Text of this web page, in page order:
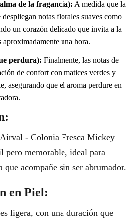
de la fragancia): A medida que la
notas florales suaves como
un corazón delicado que invita a la
aproximadamente una hora.
perdura): Finalmente, las notas de
de confort con matices verdes y
asegurando que el aroma perdure en
- Colonia Fresca Mickey
pero memorable, ideal para
que acompañe sin ser abrumador.
en Piel:
ligera, con una duración que